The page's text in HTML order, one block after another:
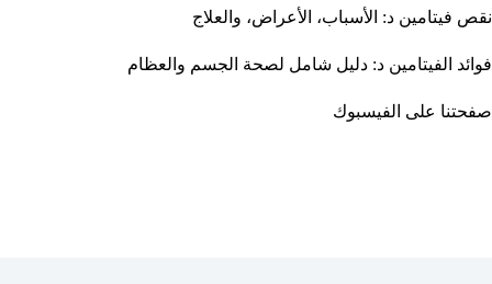
نقص فيتامين د: الأسباب، الأعراض، والعلاج
فوائد الفيتامين د: دليل شامل لصحة الجسم والعظام
صفحتنا على الفيسبوك